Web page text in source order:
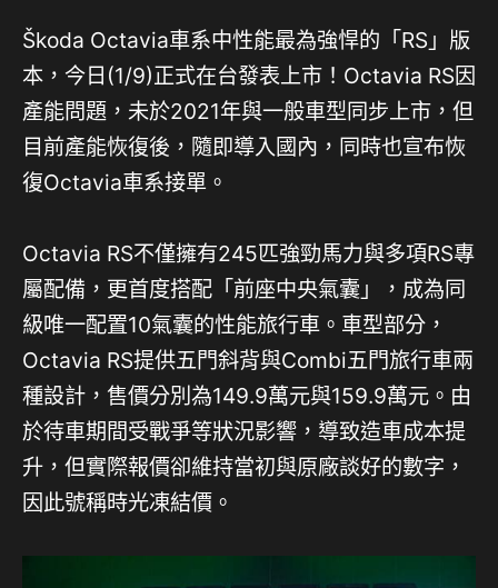
Škoda Octavia車系中性能最為強悍的「RS」版
本，今日(1/9)正式在台發表上市！Octavia RS因
產能問題，未於2021年與一般車型同步上市，但
目前產能恢復後，隨即導入國內，同時也宣布恢
復Octavia車系接單。
Octavia RS不僅擁有245匹強勁馬力與多項RS專
屬配備，更首度搭配「前座中央氣囊」，成為同
級唯一配置10氣囊的性能旅行車。車型部分，
Octavia RS提供五門斜背與Combi五門旅行車兩
種設計，售價分別為149.9萬元與159.9萬元。由
於待車期間受戰爭等狀況影響，導致造車成本提
升，但實際報價卻維持當初與原廠談好的數字，
因此號稱時光凍結價。